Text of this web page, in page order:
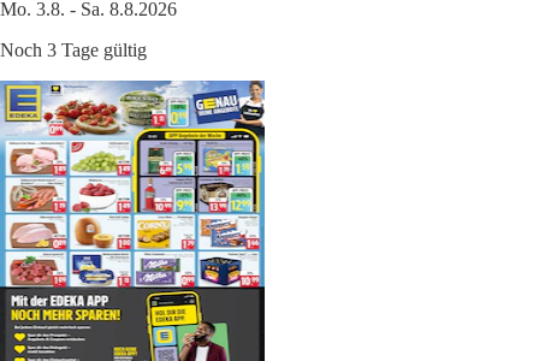
Mo. 3.8. - Sa. 8.8.2026
Noch 3 Tage gültig